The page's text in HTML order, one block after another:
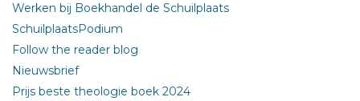
Werken bij Boekhandel de Schuilplaats
SchuilplaatsPodium
Follow the reader blog
Nieuwsbrief
Prijs beste theologie boek 2024